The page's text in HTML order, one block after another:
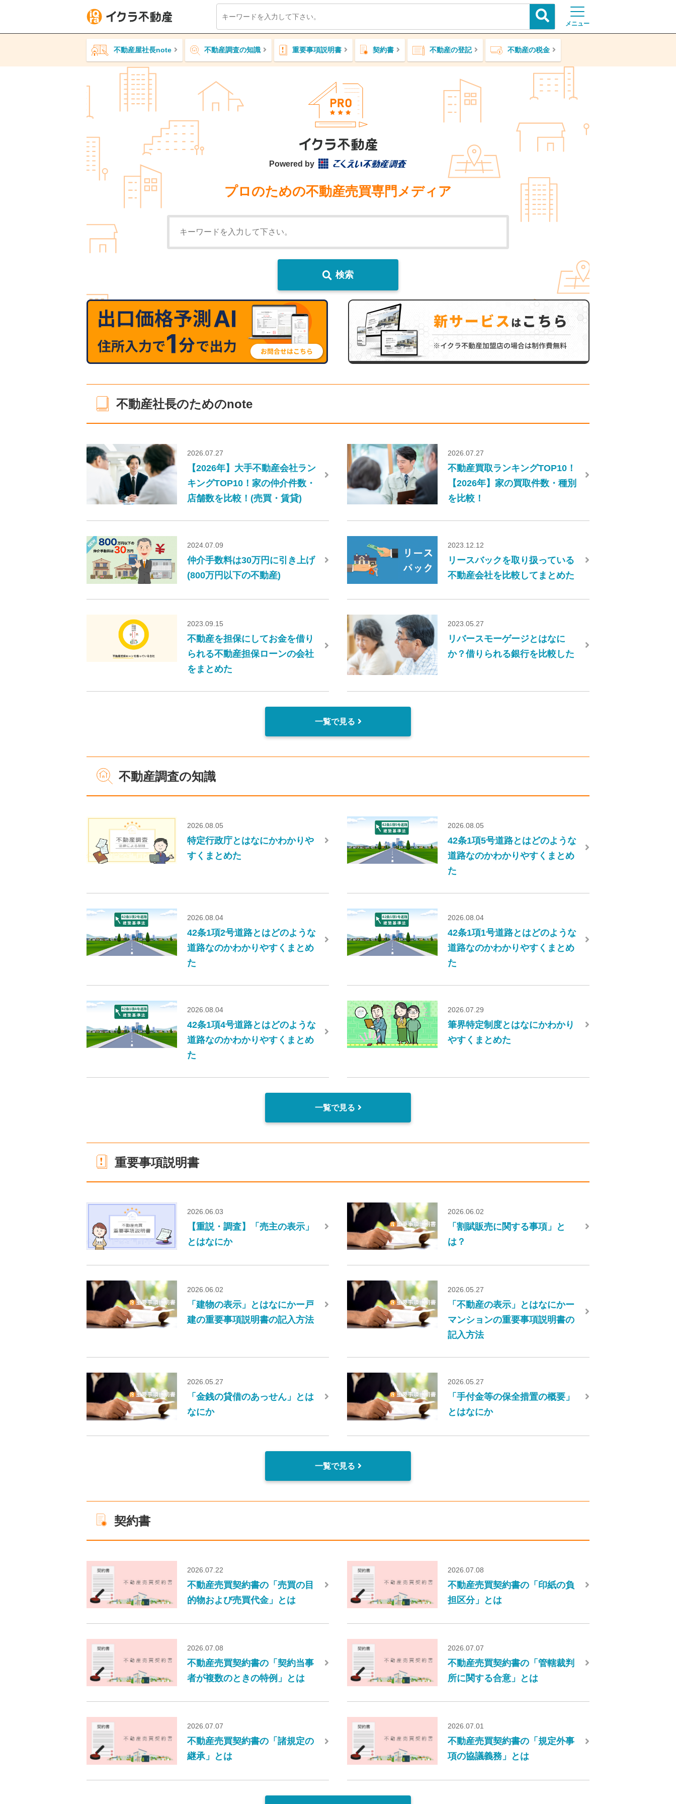
メニュー
不動産屋社長note 不動産調査の知識 重要事項説明書 契約書 不動産の登記 不動産の税金
Powered by
プロのための不動産売買専門メディア
検索
不動産社長のためのnote
2026.07.27
【2026年】大手不動産会社ラン
キングTOP10！家の仲介件数・
店舗数を比較！(売買・賃貸)
2026.07.27
不動産買取ランキングTOP10！
【2026年】家の買取件数・種別
を比較！
2024.07.09
仲介手数料は30万円に引き上げ
(800万円以下の不動産)
2023.12.12
リースバックを取り扱っている
不動産会社を比較してまとめた
2023.09.15
不動産を担保にしてお金を借り
られる不動産担保ローンの会社
をまとめた
2023.05.27
リバースモーゲージとはなに
か？借りられる銀行を比較した
一覧で見る
不動産調査の知識
2026.08.05
特定行政庁とはなにかわかりや
すくまとめた
2026.08.05
42条1項5号道路とはどのような
道路なのかわかりやすくまとめ
た
2026.08.04
42条1項2号道路とはどのような
道路なのかわかりやすくまとめ
た
2026.08.04
42条1項1号道路とはどのような
道路なのかわかりやすくまとめ
た
2026.08.04
42条1項4号道路とはどのような
道路なのかわかりやすくまとめ
た
2026.07.29
筆界特定制度とはなにかわかり
やすくまとめた
一覧で見る
重要事項説明書
2026.06.03
【重説・調査】「売主の表示」
とはなにか
2026.06.02
「割賦販売に関する事項」と
は？
2026.06.02
「建物の表示」とはなにかー戸
建の重要事項説明書の記入方法
2026.05.27
「不動産の表示」とはなにかー
マンションの重要事項説明書の
記入方法
2026.05.27
「金銭の貸借のあっせん」とは
なにか
2026.05.27
「手付金等の保全措置の概要」
とはなにか
一覧で見る
契約書
2026.07.22
不動産売買契約書の「売買の目
的物および売買代金」とは
2026.07.08
不動産売買契約書の「印紙の負
担区分」とは
2026.07.08
不動産売買契約書の「契約当事
者が複数のときの特例」とは
2026.07.07
不動産売買契約書の「管轄裁判
所に関する合意」とは
2026.07.07
不動産売買契約書の「諸規定の
継承」とは
2026.07.01
不動産売買契約書の「規定外事
項の協議義務」とは